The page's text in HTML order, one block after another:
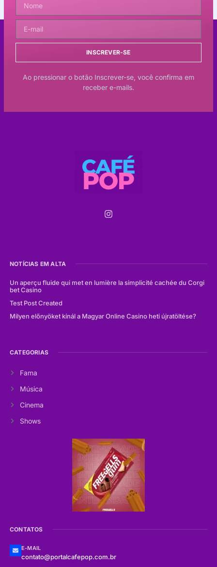
INSCREVER-SE
Ao pressionar o botão Inscrever-se, você confirma em
receber e-mails.
NOTÍCIAS EM ALTA
Un aperçu fluide qui met en lumière la simplicité cachée du Corgi
bet Casino
Test Post Created
Milyen előnyöket kínál a Magyar Online Casino heti újratöltése?
CATEGORIAS
Fama
Música
Cinema
Shows
CONTATOS
E-MAIL
contato@portalcafepop.com.br